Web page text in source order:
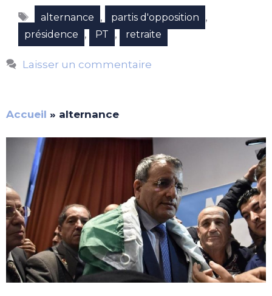
Étiquettes
alternance , partis d'opposition ,
présidence , PT , retraite
Laisser un commentaire
Accueil » alternance